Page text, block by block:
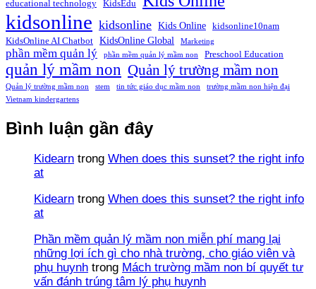
educational technology
KidsEdu
kidsonline kidsonline Kids Online
kidsonline10nam
KidsOnline AI Chatbot
KidsOnline Global Marketing
phần mềm quản lý phần mềm quản lý mầm non Preschool Education
quản lý mầm non Quản lý trường mầm non
Quản lý trường mầm non stem tin tức giáo dục mầm non
trường mầm non hiện đại
Vietnam kindergartens
Bình luận gần đây
Kidearn trong When does this sunset? the right info
at
Kidearn trong When does this sunset? the right info
at
Phần mềm quản lý mầm non miễn phí mang lại
những lợi ích gì cho nhà trường, cho giáo viên và
phụ huynh trong Mách trường mầm non bí quyết tư
vấn đánh trúng tâm lý phụ huynh